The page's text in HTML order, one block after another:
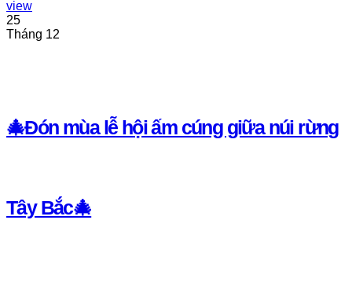
view
25
Tháng 12
🎄Đón mùa lễ hội ấm cúng giữa núi rừng
Tây Bắc🎄